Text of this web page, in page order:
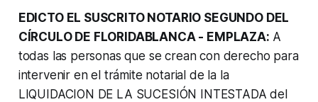
EDICTO EL SUSCRITO NOTARIO SEGUNDO DEL
CÍRCULO DE FLORIDABLANCA - EMPLAZA: A
todas las personas que se crean con derecho para
intervenir en el trámite notarial de la la
LIQUIDACION DE LA SUCESIÓN INTESTADA del